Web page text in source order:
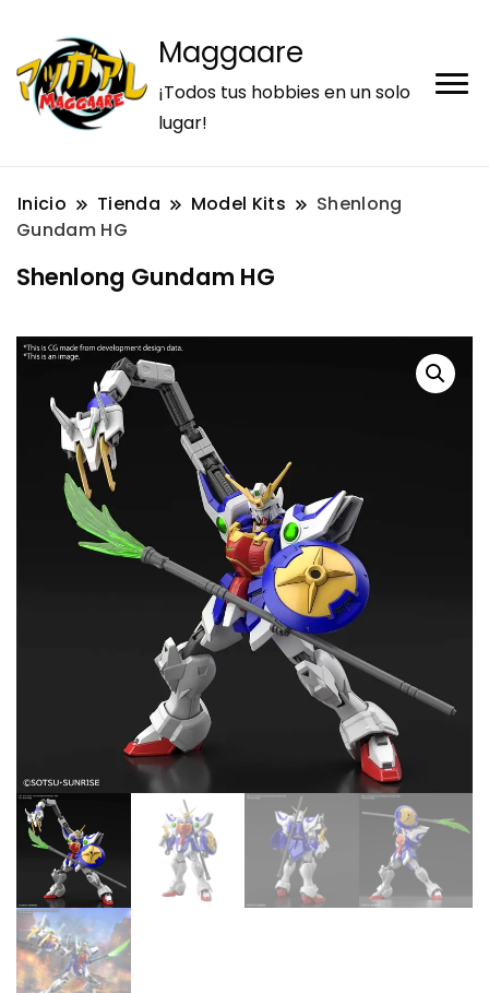
Maggaare
¡Todos tus hobbies en un solo
lugar!
Inicio Tienda Model Kits
Shenlong
Gundam HG
Shenlong Gundam HG